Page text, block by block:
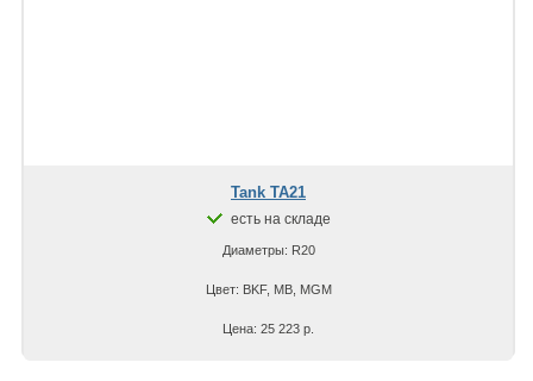
Tank TA21
есть на складе
Диаметры: R20
Цвет: BKF, MB, MGM
Цена: 25 223 р.